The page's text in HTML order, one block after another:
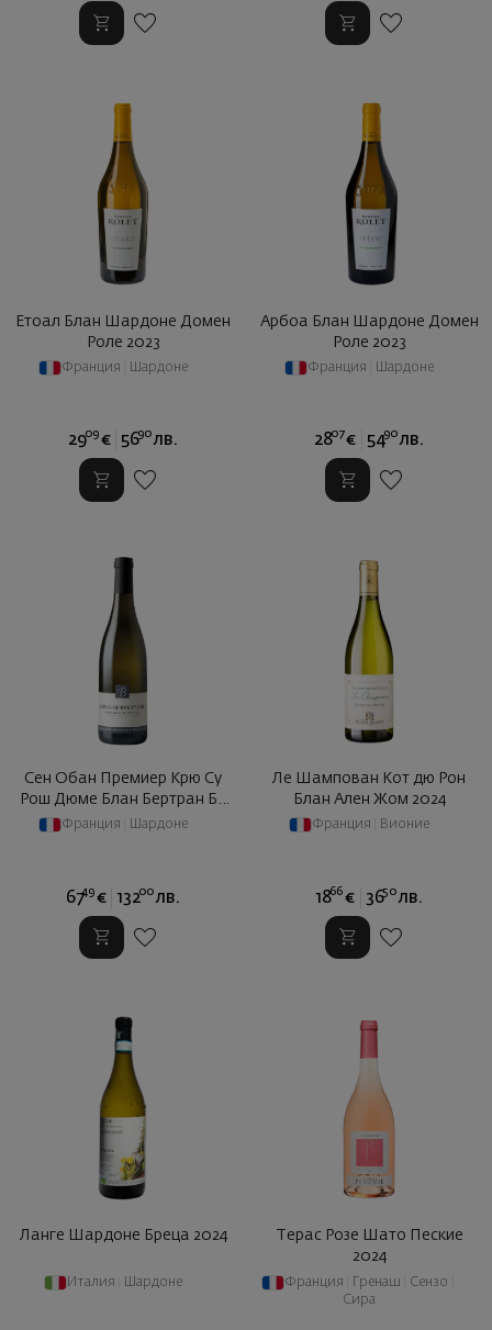
Етоал Блан Шардоне Домен
Роле 2023
Франция Шардоне
2909 € 5690 лв.
Арбоа Блан Шардоне Домен
Роле 2023
Франция Шардоне
2807 € 5490 лв.
Сен Обан Премиер Крю Су
Рош Дюме Блан Бертран Ба
... 2023
Франция Шардоне
6749 € 13200 лв.
Ле Шампован Кот дю Рон
Блан Ален Жом 2024
Франция Вионие
1866 € 3650 лв.
Ланге Шардоне Бреца 2024
Италия Шардоне
Терас Розе Шато Пеские
2024
Франция Гренаш Сензо
Сира